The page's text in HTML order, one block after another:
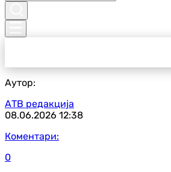
Аутор:
АТВ редакција
08.06.2026 12:38
Коментари:
0